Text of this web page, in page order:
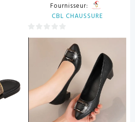
Fournisseur:
CBL CHAUSSURE
0